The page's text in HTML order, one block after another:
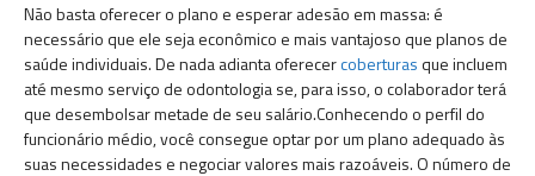
Não basta oferecer o plano e esperar adesão em massa: é
necessário que ele seja econômico e mais vantajoso que planos de
saúde individuais. De nada adianta oferecercoberturasque incluem
até mesmo serviço de odontologia se, para isso, o colaborador terá
que desembolsar metade de seu salário.Conhecendo o perfil do
funcionário médio, você consegue optar por um plano adequado às
suas necessidades e negociar valores mais razoáveis. O número de